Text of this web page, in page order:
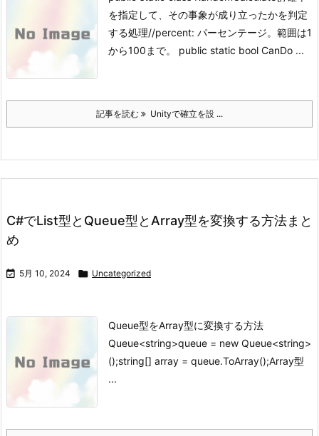
を指定して、その事象が成り立ったかを判定
する処理//percent: パーセンテージ。範囲は1
から100まで。 public static bool CanDo ...
記事を読む Unityで確立を設 ...
C#でList型とQueue型とArray型を変換する方法まと
め
 5月 10, 2024  Uncategorized
Queue型をArray型に変換する方法
Queue<string>queue = new Queue<string>
();string[] array = queue.ToArray();Array型
...